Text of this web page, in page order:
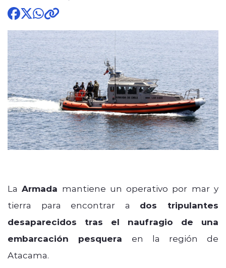
LaArmada mantiene un operativo por mar y
tierra para encontrar a dos tripulantes
desaparecidos tras el naufragio de una
embarcación pesquera en la región de
Atacama.